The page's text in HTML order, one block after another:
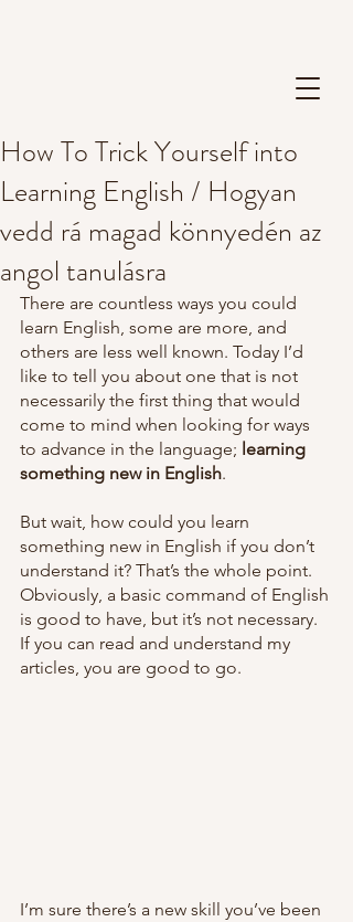
How To Trick Yourself into
Learning English / Hogyan
vedd rá magad könnyedén az
angol tanulásra
There are countless ways you could
learn English, some are more, and
others are less well known. Today I’d
like to tell you about one that is not
necessarily the first thing that would
come to mind when looking for ways
to advance in the language; learning
something new in English.
But wait, how could you learn
something new in English if you don’t
understand it? That’s the whole point.
Obviously, a basic command of English
is good to have, but it’s not necessary.
If you can read and understand my
articles, you are good to go.
I’m sure there’s a new skill you’ve been